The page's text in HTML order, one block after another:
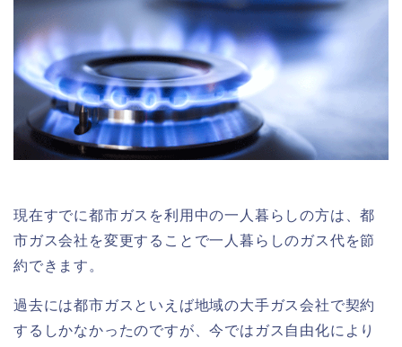
現在すでに都市ガスを利用中の一人暮らしの方は、都
市ガス会社を変更することで一人暮らしのガス代を節
約できます。
過去には都市ガスといえば地域の大手ガス会社で契約
するしかなかったのですが、今ではガス自由化により